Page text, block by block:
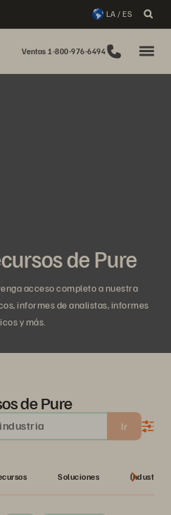
LA / ES
Ventas 1-800-976-6494
de Pure
acceso completo a nuestra
informes de analistas, informes
y más.
de Pure
Ir
Soluciones Industrias